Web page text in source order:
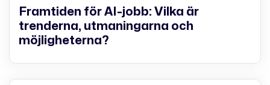
Framtiden för AI-jobb: Vilka är
trenderna, utmaningarna och
möjligheterna?